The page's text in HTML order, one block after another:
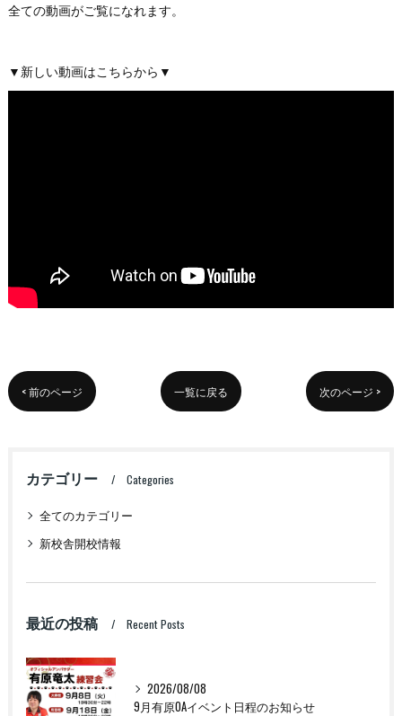
全ての動画がご覧になれます。
▼新しい動画はこちらから▼
< 前のページ 一覧に戻る 次のページ >
カテゴリー Categories
全てのカテゴリー
新校舎開校情報
最近の投稿 Recent Posts
2026/08/08
9月有原OAイベント日程のお知らせ